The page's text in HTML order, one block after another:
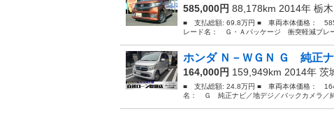
585,000円 88,178km 2014年 栃木
■ 支払総額: 69.8万円 ■ 車両本体価格：
レード名： Ｇ・Ａパッケージ 衝突軽減ブ
ホンダ Ｎ－ＷＧＮ Ｇ 純正
164,000円 159,949km 2014年 茨
■ 支払総額: 24.8万円 ■ 車両本体価格：
名： Ｇ 純正ナビ／地デジ／バックカメラ／